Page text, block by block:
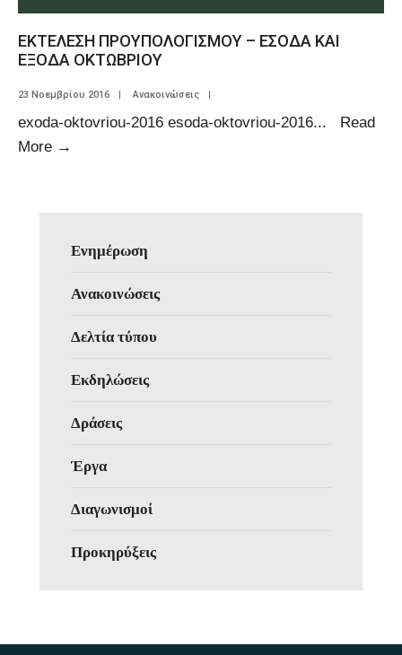
ΕΚΤΕΛΕΣΗ ΠΡΟΥΠΟΛΟΓΙΣΜΟΥ – ΕΣΟΔΑ ΚΑΙ
ΕΞΟΔΑ ΟΚΤΩΒΡΙΟΥ
23 Νοεμβρίου 2016 | Ανακοινώσεις |
exoda-oktovriou-2016 esoda-oktovriou-2016...
Read
More →
Ενημέρωση
Ανακοινώσεις
Δελτία τύπου
Εκδηλώσεις
Δράσεις
Έργα
Διαγωνισμοί
Προκηρύξεις